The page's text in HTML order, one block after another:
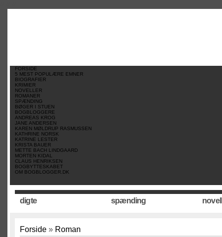
FORSIDE
5 MEST POPULÆRE EMNER
BIOGRAFIER
KRIMIER
NOVELLER
ROMANER
SPÆNDING
BØGER I STUEN
BOGBLOGGERE
ANDREAS KROG
JANE ANDERSEN
KAREN MØLDRUP RASMUSSEN
KATHRINE NORSK
KATRINE LESTER
KRISTA BAUER
METTE BACH LINDGAARD
MORTEN KIDAL
CLAUS HENRIKSEN
BOGBYTTESKABET
OM BOGBLOGGER.DK
digte spænding
Forside » Roman